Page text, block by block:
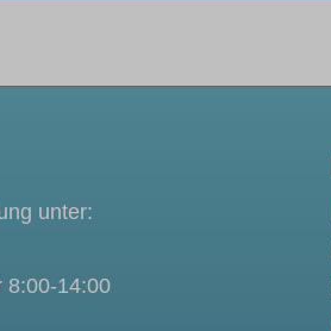
unter:
8:00-14:00